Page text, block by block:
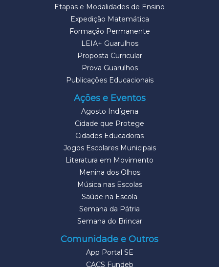
Etapas e Modalidades de Ensino
Expedição Matemática
Formação Permanente
LEIA+ Guarulhos
Proposta Curricular
Prova Guarulhos
Publicações Educacionais
Ações e Eventos
Agosto Indígena
Cidade que Protege
Cidades Educadoras
Jogos Escolares Municipais
Literatura em Movimento
Menina dos Olhos
Música nas Escolas
Saúde na Escola
Semana da Pátria
Semana do Brincar
Comunidade e Outros
App Portal SE
CACS Fundeb